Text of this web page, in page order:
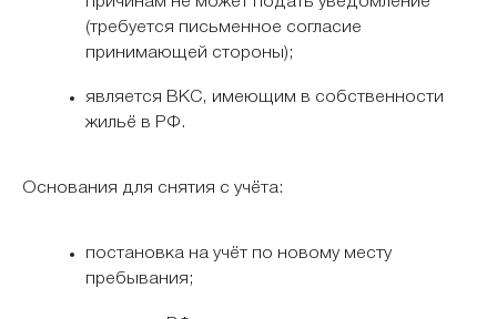
(требуется письменное согласие
принимающей стороны);
является ВКС, имеющим в собственности
жильё в РФ.
Основания для снятия с учёта:
постановка на учёт по новому месту
пребывания;